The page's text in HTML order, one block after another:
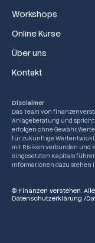
Workshops
Online Kurse
Über uns
Kontakt
Disclaimer
Das Team von
Anlageberatung und
erfolgen ohne Gewähr.
für zukünftige
mit Risiken verbunden und
eingesetzten Kapitals
Informationen dazu stehen
© Finanzen verstehen.
Datenschutzerklärung /